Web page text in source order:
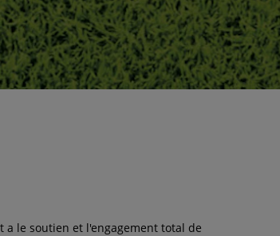
a le soutien et l'engagement total de